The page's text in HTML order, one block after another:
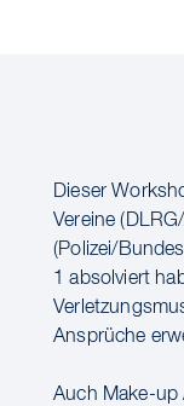
Dieser
Vereine
(Polizei/
1 absolviert
Ansprüche
Auch Make-up